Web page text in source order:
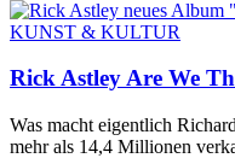
KUNST & KULTUR
Rick Astley Are We
Was macht eigentlich
mehr als 14,4 Millionen